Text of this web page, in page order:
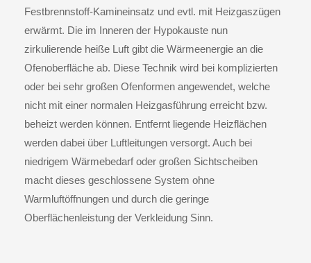
Festbrennstoff-Kamineinsatz und evtl. mit Heizgaszügen
erwärmt. Die im Inneren der Hypokauste nun
zirkulierende heiße Luft gibt die Wärmeenergie an die
Ofenoberfläche ab. Diese Technik wird bei komplizierten
oder bei sehr großen Ofenformen angewendet, welche
nicht mit einer normalen Heizgasführung erreicht bzw.
beheizt werden können. Entfernt liegende Heizflächen
werden dabei über Luftleitungen versorgt. Auch bei
niedrigem Wärmebedarf oder großen Sichtscheiben
macht dieses geschlossene System ohne
Warmluftöffnungen und durch die geringe
Oberflächenleistung der Verkleidung Sinn.